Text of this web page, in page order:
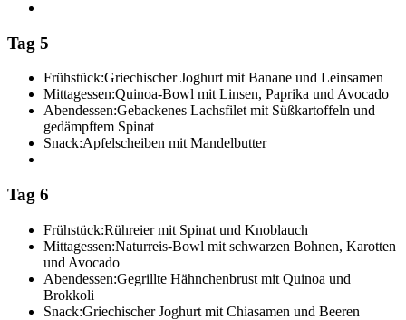
Tag 5
Frühstück:Griechischer Joghurt mit Banane und Leinsamen
Mittagessen:Quinoa-Bowl mit Linsen, Paprika und Avocado
Abendessen:Gebackenes Lachsfilet mit Süßkartoffeln und
gedämpftem Spinat
Snack:Apfelscheiben mit Mandelbutter
Tag 6
Frühstück:Rühreier mit Spinat und Knoblauch
Mittagessen:Naturreis-Bowl mit schwarzen Bohnen, Karotten
und Avocado
Abendessen:Gegrillte Hähnchenbrust mit Quinoa und
Brokkoli
Snack:Griechischer Joghurt mit Chiasamen und Beeren